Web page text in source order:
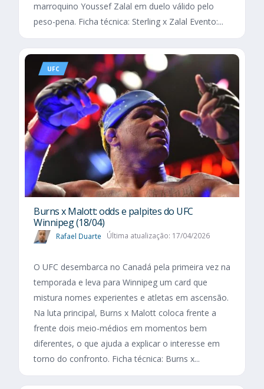
marroquino Youssef Zalal em duelo válido pelo
peso-pena. Ficha técnica: Sterling x Zalal Evento:...
UFC
Burns x Malott: odds e palpites do UFC
Winnipeg (18/04)
Rafael Duarte Última atualização: 17/04/2026
O UFC desembarca no Canadá pela primeira vez na
temporada e leva para Winnipeg um card que
mistura nomes experientes e atletas em ascensão.
Na luta principal, Burns x Malott coloca frente a
frente dois meio-médios em momentos bem
diferentes, o que ajuda a explicar o interesse em
torno do confronto. Ficha técnica: Burns x...